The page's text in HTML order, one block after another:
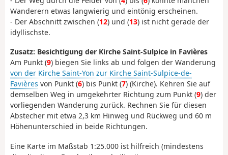
Wanderern etwas langwierig und eintönig erscheinen.
- Der Abschnitt zwischen (12) und (13) ist nicht gerade der
idyllischste.
Zusatz: Besichtigung der Kirche Saint-Sulpice in Favières
Am Punkt (9) biegen Sie links ab und folgen der Wanderung
von der Kirche Saint-Yon zur Kirche Saint-Sulpice-de-
Favières von Punkt (6) bis Punkt (7) (Kirche). Kehren Sie auf
demselben Weg in umgekehrter Richtung zum Punkt (9) der
vorliegenden Wanderung zurück. Rechnen Sie für diesen
Abstecher mit etwa 2,3 km Hinweg und Rückweg und 60 m
Höhenunterschied in beide Richtungen.
Eine Karte im Maßstab 1:25.000 ist hilfreich (mindestens